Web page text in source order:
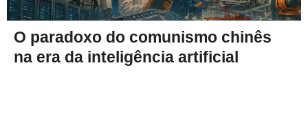
O paradoxo do comunismo chinês
na era da inteligência artificial